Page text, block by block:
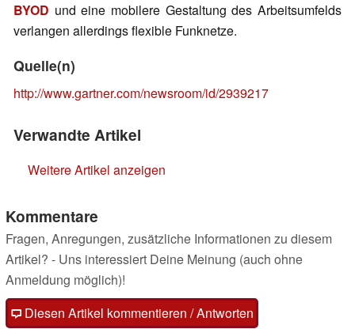
BYOD und eine mobilere Gestaltung des Arbeitsumfelds
verlangen allerdings flexible Funknetze.
Quelle(n)
http://www.gartner.com/newsroom/id/2939217
Verwandte Artikel
Weitere Artikel anzeigen
Kommentare
Fragen, Anregungen, zusätzliche Informationen zu diesem
Artikel? - Uns interessiert Deine Meinung (auch ohne
Anmeldung möglich)!
Diesen Artikel kommentieren / Antworten